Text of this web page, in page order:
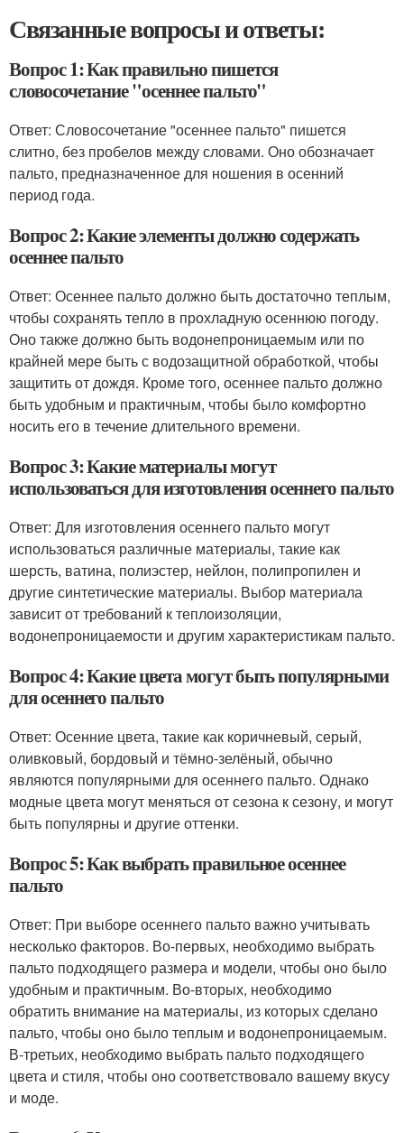
Связанные вопросы и ответы:
Вопрос 1: Как правильно пишется
словосочетание "осеннее пальто"
Ответ: Словосочетание "осеннее пальто" пишется
слитно, без пробелов между словами. Оно обозначает
пальто, предназначенное для ношения в осенний
период года.
Вопрос 2: Какие элементы должно содержать
осеннее пальто
Ответ: Осеннее пальто должно быть достаточно теплым,
чтобы сохранять тепло в прохладную осеннюю погоду.
Оно также должно быть водонепроницаемым или по
крайней мере быть с водозащитной обработкой, чтобы
защитить от дождя. Кроме того, осеннее пальто должно
быть удобным и практичным, чтобы было комфортно
носить его в течение длительного времени.
Вопрос 3: Какие материалы могут
использоваться для изготовления осеннего пальто
Ответ: Для изготовления осеннего пальто могут
использоваться различные материалы, такие как
шерсть, ватина, полиэстер, нейлон, полипропилен и
другие синтетические материалы. Выбор материала
зависит от требований к теплоизоляции,
водонепроницаемости и другим характеристикам пальто.
Вопрос 4: Какие цвета могут быть популярными
для осеннего пальто
Ответ: Осенние цвета, такие как коричневый, серый,
оливковый, бордовый и тёмно-зелёный, обычно
являются популярными для осеннего пальто. Однако
модные цвета могут меняться от сезона к сезону, и могут
быть популярны и другие оттенки.
Вопрос 5: Как выбрать правильное осеннее
пальто
Ответ: При выборе осеннего пальто важно учитывать
несколько факторов. Во-первых, необходимо выбрать
пальто подходящего размера и модели, чтобы оно было
удобным и практичным. Во-вторых, необходимо
обратить внимание на материалы, из которых сделано
пальто, чтобы оно было теплым и водонепроницаемым.
В-третьих, необходимо выбрать пальто подходящего
цвета и стиля, чтобы оно соответствовало вашему вкусу
и моде.